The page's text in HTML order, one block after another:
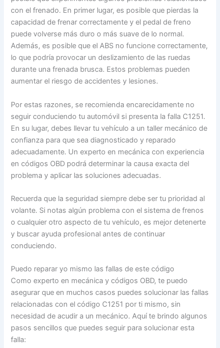
con el frenado. En primer lugar, es posible que pierdas la
capacidad de frenar correctamente y el pedal de freno
puede volverse más duro o más suave de lo normal.
Además, es posible que el ABS no funcione correctamente,
lo que podría provocar un deslizamiento de las ruedas
durante una frenada brusca. Estos problemas pueden
aumentar el riesgo de accidentes y lesiones.
Por estas razones, se recomienda encarecidamente no
seguir conduciendo tu automóvil si presenta la falla C1251.
En su lugar, debes llevar tu vehículo a un taller mecánico de
confianza para que sea diagnosticado y reparado
adecuadamente. Un experto en mecánica con experiencia
en códigos OBD podrá determinar la causa exacta del
problema y aplicar las soluciones adecuadas.
Recuerda que la seguridad siempre debe ser tu prioridad al
volante. Si notas algún problema con el sistema de frenos
o cualquier otro aspecto de tu vehículo, es mejor detenerte
y buscar ayuda profesional antes de continuar
conduciendo.
Puedo reparar yo mismo las fallas de este código
Como experto en mecánica y códigos OBD, te puedo
asegurar que en muchos casos puedes solucionar las fallas
relacionadas con el código C1251 por ti mismo, sin
necesidad de acudir a un mecánico. Aquí te brindo algunos
pasos sencillos que puedes seguir para solucionar esta
falla: